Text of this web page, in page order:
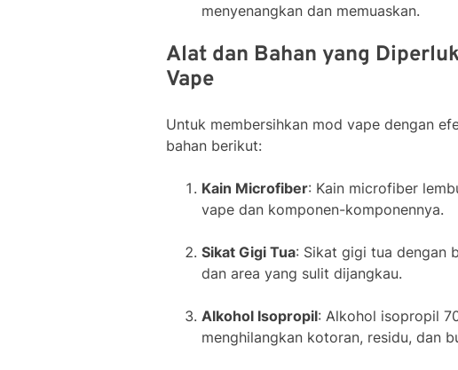
menyenangkan dan memuaskan.
Alat dan Bahan yang
Vape
Untuk membersihkan mod vape dengan
bahan berikut:
Kain Microfiber: Kain microfiber
vape dan komponen-komponennya.
Sikat Gigi Tua: Sikat gigi tua dengan
dan area yang sulit dijangkau.
Alkohol Isopropil: Alkohol isopropil
menghilangkan kotoran, residu, dan